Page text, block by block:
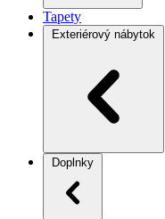
Tapety
Exteriérový nábytok
Doplnky